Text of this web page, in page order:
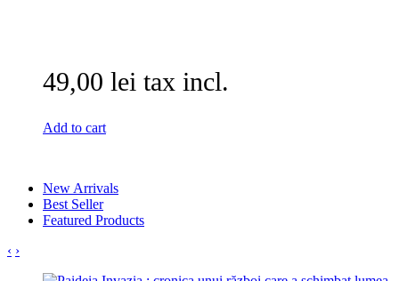
49,00 lei tax incl.
Add to cart
New Arrivals
Best Seller
Featured Products
‹ ›